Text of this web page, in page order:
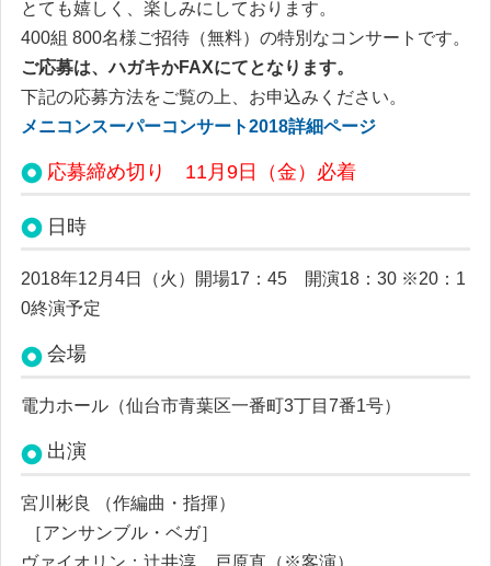
とても嬉しく、楽しみにしております。
400組 800名様ご招待（無料）の特別なコンサートです。
ご応募は、ハガキかFAXにてとなります。
下記の応募方法をご覧の上、お申込みください。
メニコンスーパーコンサート2018詳細ページ
応募締め切り 11月9日（金）必着
日時
2018年12月4日（火）
開場17：45 開演18：30 ※20：1
0終演予定
会場
電力ホール（仙台市青葉区一番町3丁目7番1号）
出演
宮川彬良 （作編曲・指揮）
［アンサンブル・ベガ］